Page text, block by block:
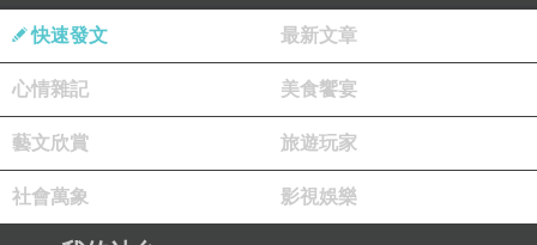
快速發文 最新文章
心情雜記 美食饗宴
藝文欣賞 旅遊玩家
社會萬象 影視娛樂